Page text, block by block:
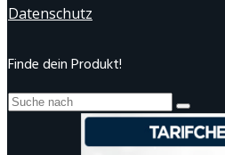
Datenschutz
Finde dein Produkt!